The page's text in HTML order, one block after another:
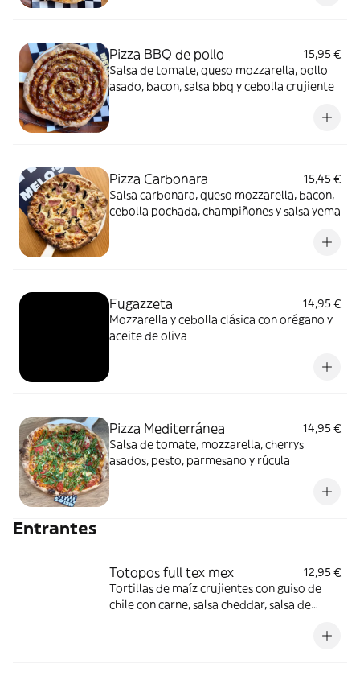
Pizza BBQ de pollo
15,95 €
Salsa de tomate, queso mozzarella, pollo
asado, bacon, salsa bbq y cebolla crujiente
Pizza Carbonara
15,45 €
Salsa carbonara, queso mozzarella, bacon,
cebolla pochada, champiñones y salsa yema
Fugazzeta
14,95 €
Mozzarella y cebolla clásica con orégano y
aceite de oliva
Pizza Mediterránea
14,95 €
Salsa de tomate, mozzarella, cherrys
asados, pesto, parmesano y rúcula
Entrantes
Totopos full tex mex
12,95 €
Tortillas de maíz crujientes con guiso de
chile con carne, salsa cheddar, salsa de